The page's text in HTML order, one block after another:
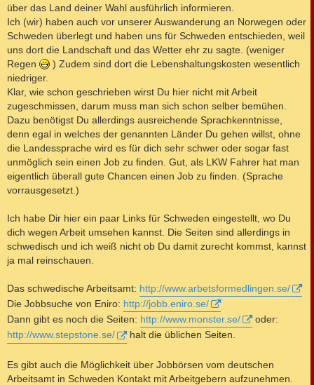
über das Land deiner Wahl ausführlich informieren.
Ich (wir) haben auch vor unserer Auswanderung an Norwegen oder
Schweden überlegt und haben uns für Schweden entschieden, weil
uns dort die Landschaft und das Wetter ehr zu sagte. (weniger
Regen
) Zudem sind dort die Lebenshaltungskosten wesentlich
niedriger.
Klar, wie schon geschrieben wirst Du hier nicht mit Arbeit
zugeschmissen, darum muss man sich schon selber bemühen.
Dazu benötigst Du allerdings ausreichende Sprachkenntnisse,
denn egal in welches der genannten Länder Du gehen willst, ohne
die Landessprache wird es für dich sehr schwer oder sogar fast
unmöglich sein einen Job zu finden. Gut, als LKW Fahrer hat man
eigentlich überall gute Chancen einen Job zu finden. (Sprache
vorrausgesetzt.)
Ich habe Dir hier ein paar Links für Schweden eingestellt, wo Du
dich wegen Arbeit umsehen kannst. Die Seiten sind allerdings in
schwedisch und ich weiß nicht ob Du damit zurecht kommst, kannst
ja mal reinschauen.
Das schwedische Arbeitsamt: http://www.arbetsformedlingen.se/
Die Jobbsuche von Eniro: http://jobb.eniro.se/
Dann gibt es noch die Seiten: http://www.monster.se/
oder:
http://www.stepstone.se/
halt die üblichen Seiten.
Es gibt auch die Möglichkeit über Jobbörsen vom deutschen
Arbeitsamt in Schweden Kontakt mit Arbeitgebern aufzunehmen.